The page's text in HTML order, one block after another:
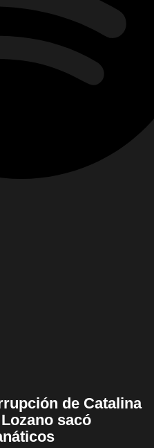
de Catalina
sacó